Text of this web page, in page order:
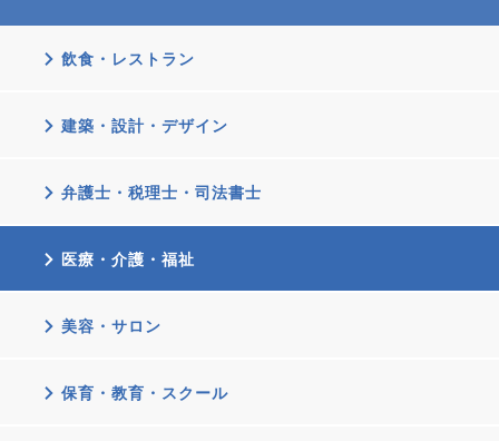
飲食・レストラン
建築・設計・デザイン
弁護士・税理士・司法書士
医療・介護・福祉
美容・サロン
保育・教育・スクール